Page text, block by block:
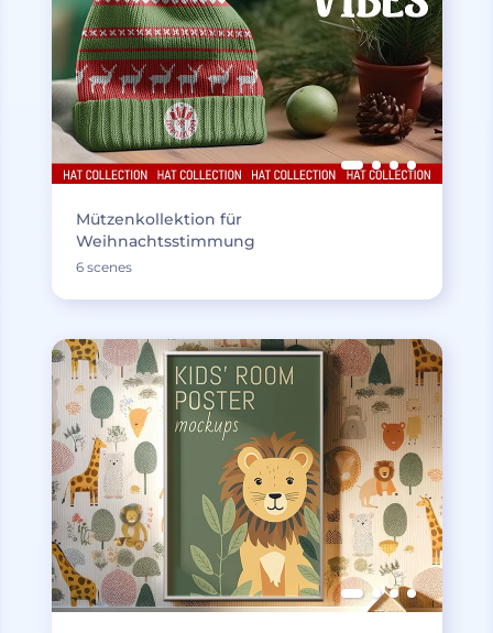
Mützenkollektion für
Weihnachtsstimmung
6 scenes